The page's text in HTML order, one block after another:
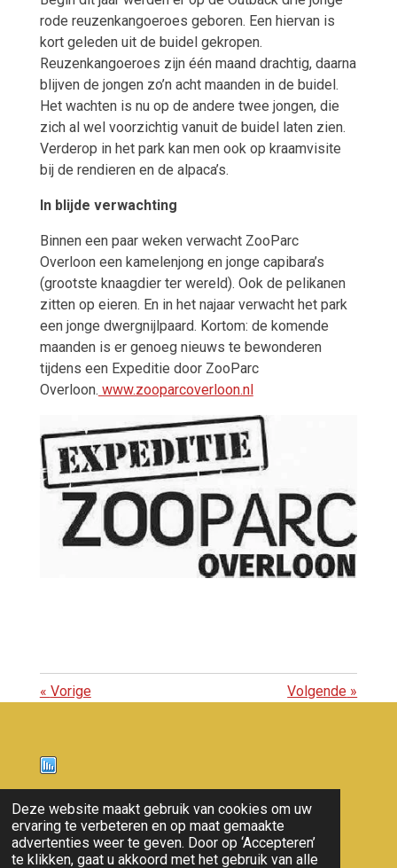
Deze website maakt gebruik van cookies om uw
ervaring te verbeteren en op maat gemaakte
advertenties weer te geven. Door op ‘Accepteren’
te klikken, gaat u akkoord met het gebruik van alle
rode reuzenkangoeroes geboren. Een hiervan is
kort geleden uit de buidel gekropen.
Reuzenkangoeroes zijn één maand drachtig, daarna
blijven de jongen zo’n acht maanden in de buidel.
Het wachten is nu op de andere twee jongen, die
zich al wel voorzichtig vanuit de buidel laten zien.
Verderop in het park kan men ook op kraamvisite
bij de rendieren en de alpaca’s.
In blijde verwachting
Binnen een paar weken verwacht ZooParc
Overloon een kamelenjong en jonge capibara’s
(grootste knaagdier ter wereld). Ook de pelikanen
zitten op eieren. En in het najaar verwacht het park
een jonge dwergnijlpaard. Kortom: de komende
maanden is er genoeg nieuws te bewonderen
tijdens een Expeditie door ZooParc
Overloon. www.zooparcoverloon.nl
« Vorige Volgende »
Nieuws
© 2011 - 2026 overloon nieuws